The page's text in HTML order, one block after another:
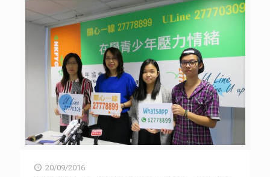
20/09/2016